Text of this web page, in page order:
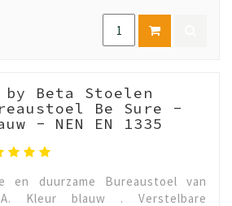
by Beta Stoelen
Be Sure -
- NEN EN 1335
en duurzame Bureaustoel van
Kleur blauw . Verstelbare